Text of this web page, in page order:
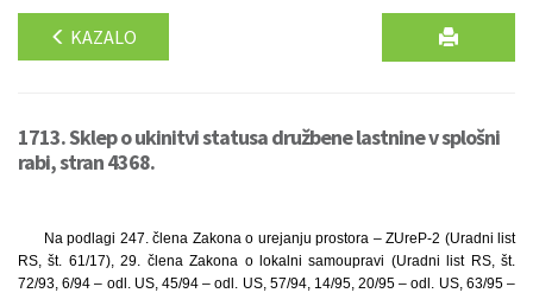
KAZALO
1713. Sklep o ukinitvi statusa družbene lastnine v splošni
rabi, stran 4368.
Na podlagi 247. člena Zakona o urejanju prostora – ZUreP-2 (Uradni list
RS, št. 61/17), 29. člena Zakona o lokalni samoupravi (Uradni list RS, št.
72/93, 6/94 – odl. US, 45/94 – odl. US, 57/94, 14/95, 20/95 – odl. US, 63/95 –